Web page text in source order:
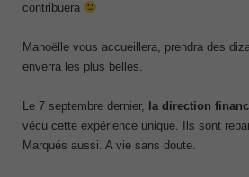
contribuera
Manoëlle vous accueillera, prendra des
enverra les plus belles.
Le 7 septembre dernier, la direction
vécu cette expérience unique. Ils sont
Marqués aussi. A vie sans doute.